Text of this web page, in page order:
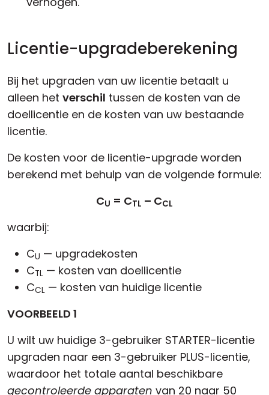
Licentie-upgradeberekening
Bij het upgraden van uw licentie betaalt u
alleen het verschil tussen de kosten van de
doellicentie en de kosten van uw bestaande
licentie.
De kosten voor de licentie-upgrade worden
berekend met behulp van de volgende formule:
CU = CTL – CCL
waarbij:
CU — upgradekosten
CTL — kosten van doellicentie
CCL — kosten van huidige licentie
VOORBEELD 1
U wilt uw huidige 3-gebruiker STARTER-licentie
upgraden naar een 3-gebruiker PLUS-licentie,
waardoor het totale aantal beschikbare
gecontroleerde apparaten van 20 naar 50